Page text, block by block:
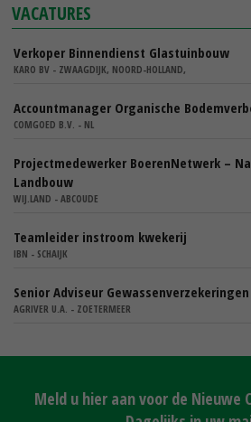
VACATURES
Verkoper Binnendienst Glastuinbouw
KARO BV - ZWAAGDIJK, NOORD-HOLLAND,
Accountmanager Organische
COMGOED B.V. - NL
Projectmedewerker BoerenNetwerk –
Landbouw
WIJ.LAND - ABCOUDE
Teamleider instroom kwekerij
IBN - SCHAIJK
Senior Adviseur Gewassenverzekeringen
AGRIVER U.A. - ZOETERMEER
Meld u hier aan voor de Nieuwe